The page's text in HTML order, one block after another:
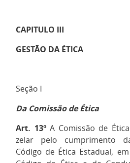
CAPITULO III
GESTÃO DA ÉTICA
Seção I
Da Comissão de Ética
Art. 13ºA Comissão de
zelar pelo cumprimento
Código de Ética Estadual,